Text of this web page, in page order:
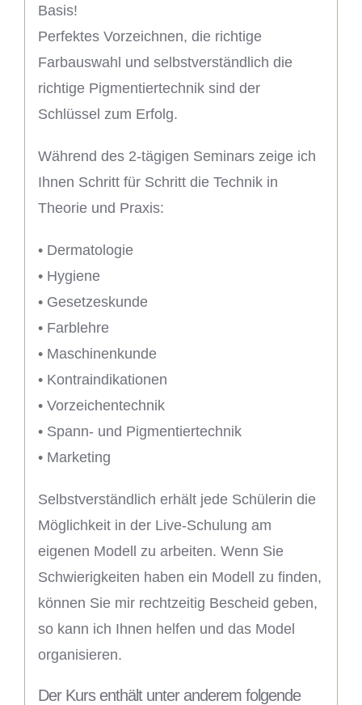
Basis!
Perfektes Vorzeichnen, die richtige
Farbauswahl und selbstverständlich die
richtige Pigmentiertechnik sind der
Schlüssel zum Erfolg.
Während des 2-tägigen Seminars zeige ich
Ihnen Schritt für Schritt die Technik in
Theorie und Praxis:
• Dermatologie
• Hygiene
• Gesetzeskunde
• Farblehre
• Maschinenkunde
• Kontraindikationen
• Vorzeichentechnik
• Spann- und Pigmentiertechnik
• Marketing
Selbstverständlich erhält jede Schülerin die
Möglichkeit in der Live-Schulung am
eigenen Modell zu arbeiten. Wenn Sie
Schwierigkeiten haben ein Modell zu finden,
können Sie mir rechtzeitig Bescheid geben,
so kann ich Ihnen helfen und das Model
organisieren.
Der Kurs enthält unter anderem folgende